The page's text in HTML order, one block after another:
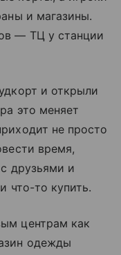
и магазины.
— ТЦ у станции
и открыли
это меняет
не просто
время,
друзьями и
что-то купить.
центрам как
одежды